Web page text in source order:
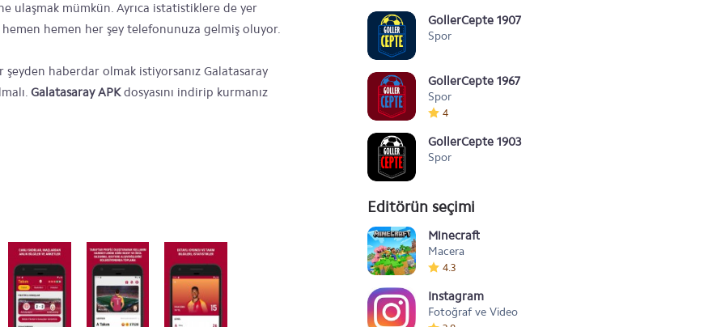
ulaşmak mümkün. Ayrıca istatistiklere de yer
hemen her şey telefonunuza gelmiş oluyor.
şeyden haberdar olmak istiyorsanız Galatasaray
Galatasaray APKdosyasını indirip kurmanız
GollerCepte 1907
Spor
GollerCepte 1967
Spor
4
GollerCepte 1903
Spor
Editörün seçimi
Minecraft
Macera
4.3
Instagram
Fotoğraf ve Video